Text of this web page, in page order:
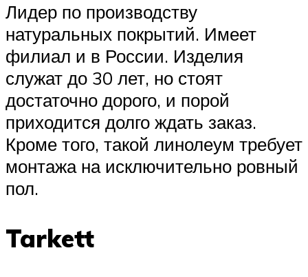
Лидер по производству
натуральных покрытий. Имеет
филиал и в России. Изделия
служат до 30 лет, но стоят
достаточно дорого, и порой
приходится долго ждать заказ.
Кроме того, такой линолеум требует
монтажа на исключительно ровный
пол.
Tarkett